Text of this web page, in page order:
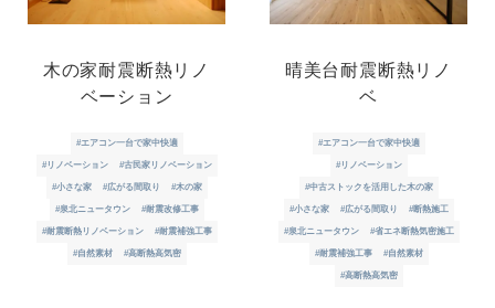
木の家耐震断熱リノ
ベーション
#エアコン一台で家中快適
#リノベーション #古民家リノベーション
#小さな家 #広がる間取り #木の家
#泉北ニュータウン #耐震改修工事
#耐震断熱リノベーション #耐震補強工事
#自然素材 #高断熱高気密
晴美台耐震断熱リノ
ベ
#エアコン一台で家中快適
#リノベーション
#中古ストックを活用した木の家
#小さな家 #広がる間取り #断熱施工
#泉北ニュータウン #省エネ断熱気密施工
#耐震補強工事 #自然素材
#高断熱高気密